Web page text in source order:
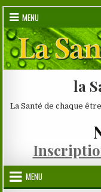
Skip
content
MENU
la
La Santé de chaque
MENU